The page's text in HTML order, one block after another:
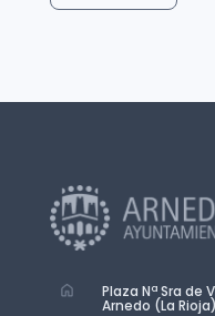
Plaza Nª Sra de
Arnedo (La Rioja)